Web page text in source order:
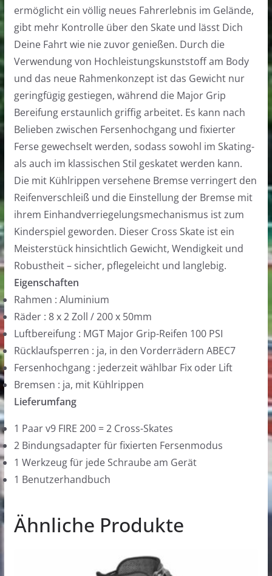
ermöglicht ein völlig neues Fahrerlebnis im Gelände,
gibt mehr Kontrolle über den Skate und lässt Dich
Deine Fahrt wie nie zuvor genießen. Durch die
Verwendung von Hochleistungskunststoff am Body
und das neue Rahmenkonzept ist das Gewicht nur
geringfügig gestiegen, während die Major Grip
Bereifung erstaunlich griffig arbeitet. Es kann nach
Belieben zwischen Fersenhochgang und fixierter
Ferse gewechselt werden, sodass sowohl im Skating-
als auch im klassischen Stil geskatet werden kann.
Die mit Kühlrippen versehene Bremse verringert den
Reifenverschleiß und die Einstellung der Bremse mit
ihrem Einhandverriegelungsmechanismus ist zum
Kinderspiel geworden. Dieser Cross Skate ist ein
Meisterstück hinsichtlich Gewicht, Wendigkeit und
Robustheit – sicher, pflegeleicht und langlebig.
Eigenschaften
Rahmen : Aluminium
Räder : 8 x 2 Zoll / 200 x 50mm
Luftbereifung : MGT Major Grip-Reifen 100 PSI
Rücklaufsperren : ja, in den Vorderrädern ABEC7
Fersenhochgang : jederzeit wählbar Fix oder Lift
Bremsen : ja, mit Kühlrippen
Lieferumfang
1 Paar v9 FIRE 200 = 2 Cross-Skates
2 Bindungsadapter für fixierten Fersenmodus
1 Werkzeug für jede Schraube am Gerät
1 Benutzerhandbuch
Ähnliche Produkte